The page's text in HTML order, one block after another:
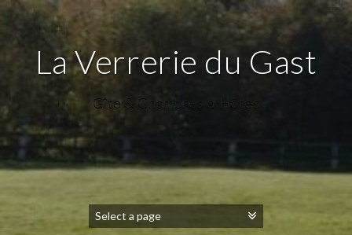
La Verrerie du Gast
Gîte & Chambres d'Hôtes